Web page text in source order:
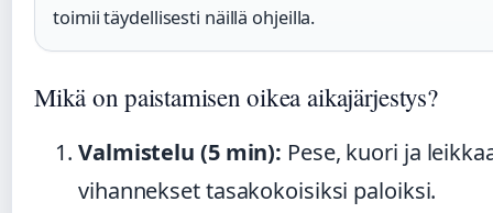
toimii täydellisesti näillä ohjeilla.
Mikä on paistamisen oikea aikajärjestys?
Valmistelu (5 min): Pese, kuori ja
vihannekset tasakokoisiksi paloiksi.